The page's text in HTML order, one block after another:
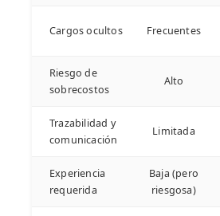
Cargos ocultos Frecuentes
Riesgo de
sobrecostos
Alto
Trazabilidad y
comunicación
Limitada
Experiencia
requerida
Baja (pero
riesgosa)